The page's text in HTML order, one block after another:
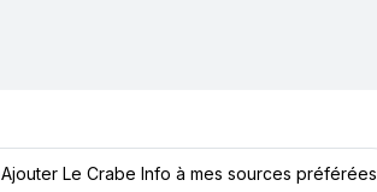
Ajouter Le Crabe Info à mes sources préférées